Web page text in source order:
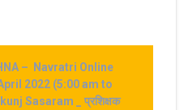
– Navratri Online
2022 (5:00 am to
Sasaram _ प्रशिक्षक